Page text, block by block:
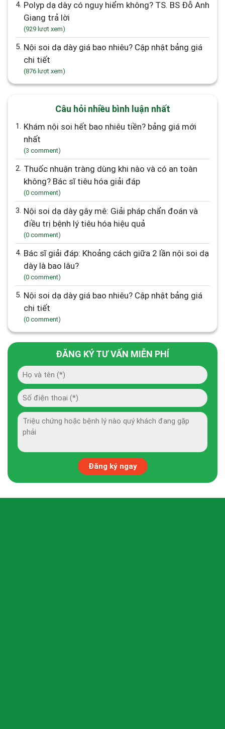
4. Polyp dạ dày có nguy hiểm không? TS. BS Đỗ Anh
Giang trả lời
(929 lượt xem)
5. Nội soi dạ dày giá bao nhiêu? Cập nhật bảng giá
chi tiết
(876 lượt xem)
Câu hỏi nhiều bình luận nhất
1. Khám nội soi hết bao nhiêu tiền? bảng giá mới
nhất
(3 comment)
2. Thuốc nhuận tràng dùng khi nào và có an toàn
không? Bác sĩ tiêu hóa giải đáp
(0 comment)
3. Nội soi dạ dày gây mê: Giải pháp chẩn đoán và
điều trị bệnh lý tiêu hóa hiệu quả
(0 comment)
4. Bác sĩ giải đáp: Khoảng cách giữa 2 lần nội soi dạ
dày là bao lâu?
(0 comment)
5. Nội soi dạ dày giá bao nhiêu? Cập nhật bảng giá
chi tiết
(0 comment)
ĐĂNG KÝ TƯ VẤN MIỄN PHÍ